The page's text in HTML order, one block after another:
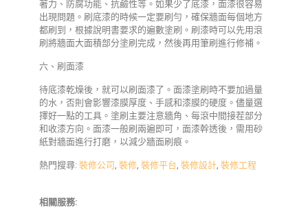
著力、防腐功能、抗鹼性等。如果少了底漆，面漆很容易
出現問題。刷底漆的時候一定要刷勻，確保牆面每個地方
都刷到，根據說明書要求的遍數塗刷。刷漆時可以先用滾
刷將牆面大面積部分塗刷完成，然後再用筆刷進行修補。
六、刷面漆
待底漆乾燥後，就可以刷面漆了。面漆塗刷時不要加過量
的水，否則會影響漆膜厚度、手感和漆膜的硬度。儘量選
擇好一點的工具。塗刷主要注意牆角、每滾中間接茬部分
和收漆方向。面漆一般刷兩遍即可，面漆幹透後，需用砂
紙對牆面進行打磨，以減少牆面刷痕。
熱門搜尋: 裝修公司 , 裝修, 裝修平台, 裝修設計, 裝修工程
相關服務: